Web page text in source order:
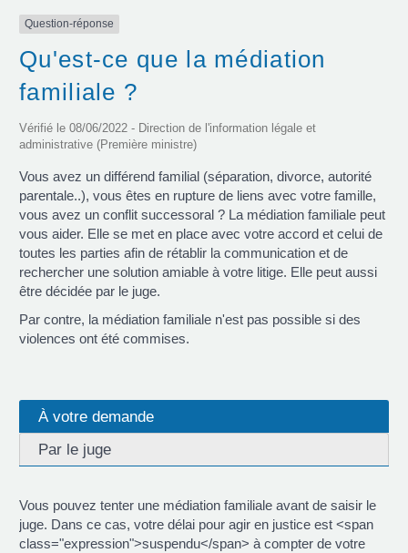
Question-réponse
Qu'est-ce que la médiation
familiale ?
Vérifié le 08/06/2022 - Direction de l'information légale et
administrative (Première ministre)
Vous avez un différend familial (séparation, divorce, autorité
parentale..), vous êtes en rupture de liens avec votre famille,
vous avez un conflit successoral ? La médiation familiale peut
vous aider. Elle se met en place avec votre accord et celui de
toutes les parties afin de rétablir la communication et de
rechercher une solution amiable à votre litige. Elle peut aussi
être décidée par le juge.
Par contre, la médiation familiale n'est pas possible si des
violences ont été commises.
À votre demande
Par le juge
Vous pouvez tenter une médiation familiale avant de saisir le
juge. Dans ce cas, votre délai pour agir en justice est <span
class="expression">suspendu</span> à compter de votre